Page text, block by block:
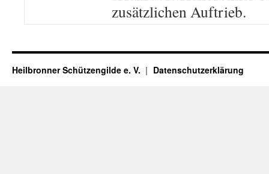
zusätzlichen Auftrieb.
Heilbronner Schützengilde e. V. Datenschutzerklärung